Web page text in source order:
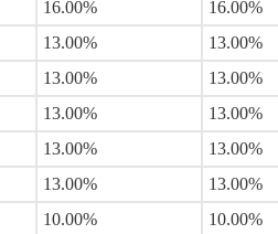
16.00% 16.00%
13.00% 13.00%
13.00% 13.00%
13.00% 13.00%
13.00% 13.00%
13.00% 13.00%
10.00% 10.00%